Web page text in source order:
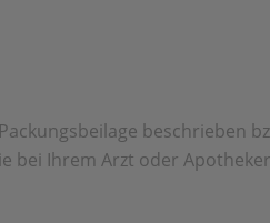
beschrieben
bei Ihrem Arzt oder